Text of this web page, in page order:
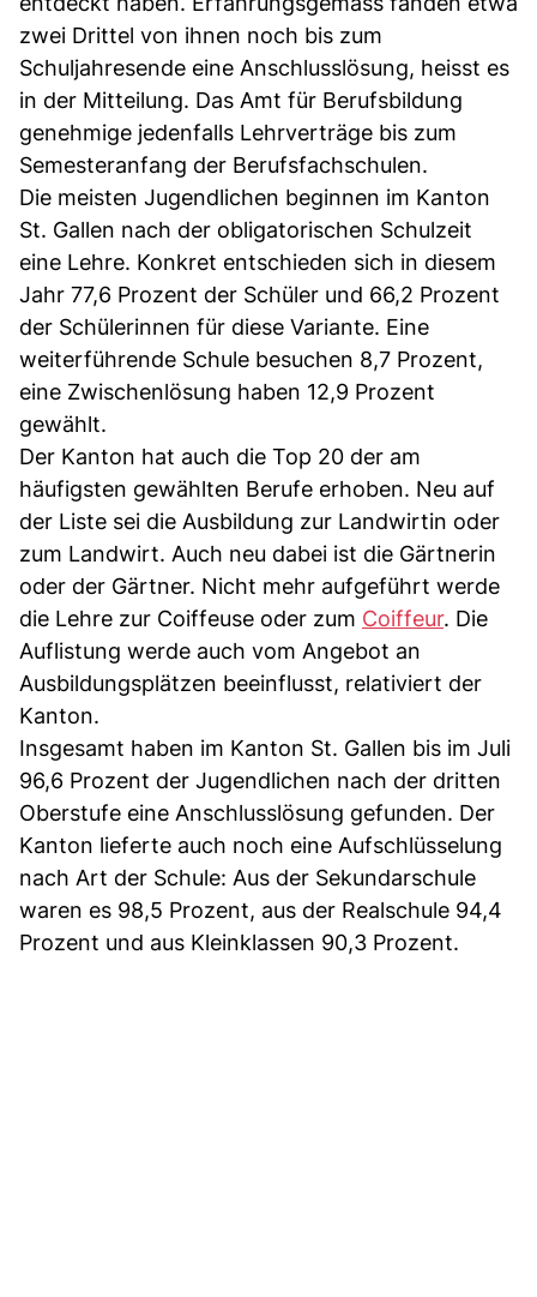
zwei Drittel von ihnen noch bis zum
Schuljahresende eine Anschlusslösung, heisst es
in der Mitteilung. Das Amt für Berufsbildung
genehmige jedenfalls Lehrverträge bis zum
Semesteranfang der Berufsfachschulen.
Die meisten Jugendlichen beginnen im Kanton
St. Gallen nach der obligatorischen Schulzeit
eine Lehre. Konkret entschieden sich in diesem
Jahr 77,6 Prozent der Schüler und 66,2 Prozent
der Schülerinnen für diese Variante. Eine
weiterführende Schule besuchen 8,7 Prozent,
eine Zwischenlösung haben 12,9 Prozent
gewählt.
Der Kanton hat auch die Top 20 der am
häufigsten gewählten Berufe erhoben. Neu auf
der Liste sei die Ausbildung zur Landwirtin oder
zum Landwirt. Auch neu dabei ist die Gärtnerin
oder der Gärtner. Nicht mehr aufgeführt werde
die Lehre zur Coiffeuse oder zum Coiffeur. Die
Auflistung werde auch vom Angebot an
Ausbildungsplätzen beeinflusst, relativiert der
Kanton.
Insgesamt haben im Kanton St. Gallen bis im Juli
96,6 Prozent der Jugendlichen nach der dritten
Oberstufe eine Anschlusslösung gefunden. Der
Kanton lieferte auch noch eine Aufschlüsselung
nach Art der Schule: Aus der Sekundarschule
waren es 98,5 Prozent, aus der Realschule 94,4
Prozent und aus Kleinklassen 90,3 Prozent.